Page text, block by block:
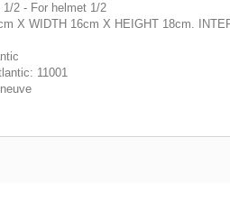
1/2 - For helmet 1/2
X WIDTH 16cm X HEIGHT 18cm.
11001